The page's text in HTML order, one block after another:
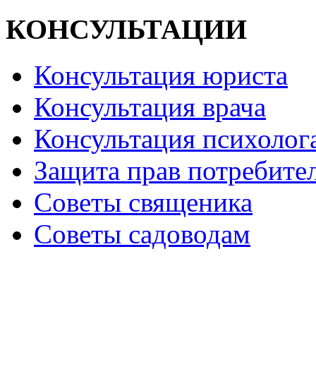
КОНСУЛЬТАЦИИ
Консультация юриста
Консультация врача
Консультация
Защита прав
Советы священика
Советы садоводам